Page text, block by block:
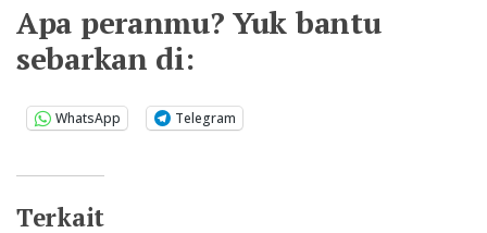
Apa peranmu? Yuk bantu
sebarkan di:
WhatsApp Telegram
Terkait